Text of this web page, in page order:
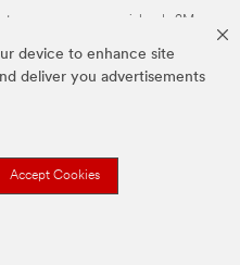
device to enhance site
deliver you advertisements
Accept Cookies
son marcas comerciales de 3M.